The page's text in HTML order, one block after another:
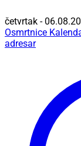
četvrtak -
Osmrtnice
adresar